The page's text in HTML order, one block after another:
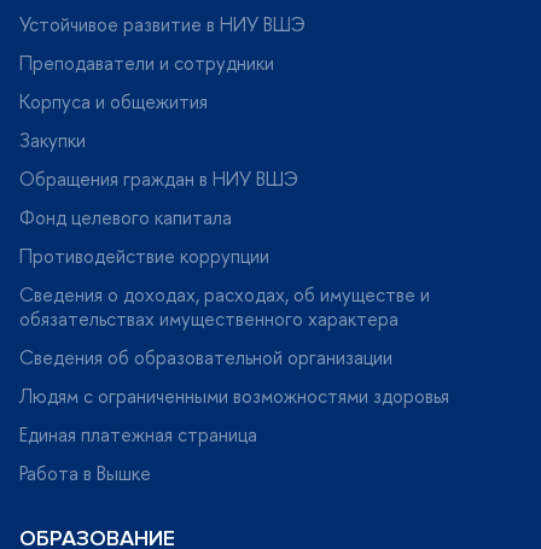
Устойчивое развитие в НИУ ВШЭ
Преподаватели и сотрудники
Корпуса и общежития
Закупки
Обращения граждан в НИУ ВШЭ
Фонд целевого капитала
Противодействие коррупции
Сведения о доходах, расходах, об имуществе и
обязательствах имущественного характера
Сведения об образовательной организации
Людям с ограниченными возможностями здоровья
Единая платежная страница
Работа в Вышке
ОБРАЗОВАНИЕ